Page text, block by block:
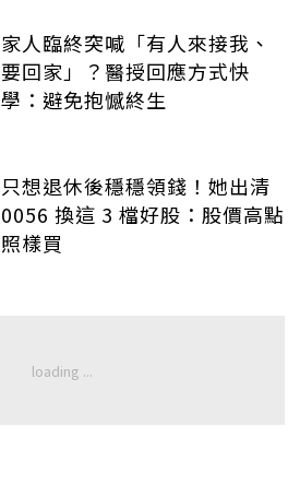
家人臨終突喊「有人來接我、
要回家」？醫授回應方式快
學：避免抱憾終生
只想退休後穩穩領錢！她出清
0056 換這 3 檔好股：股價高點
照樣買